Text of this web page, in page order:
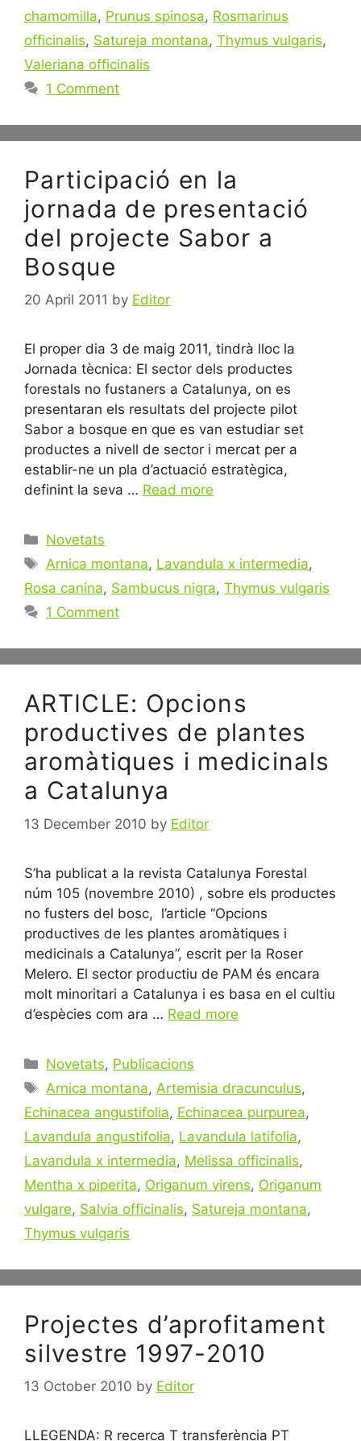
chamomilla, Prunus spinosa, Rosmarinus
officinalis, Satureja montana, Thymus vulgaris,
Valeriana officinalis
1 Comment
Participació en la
jornada de presentació
del projecte Sabor a
Bosque
20 April 2011 by Editor
El proper dia 3 de maig 2011, tindrà lloc la
Jornada tècnica: El sector dels productes
forestals no fustaners a Catalunya, on es
presentaran els resultats del projecte pilot
Sabor a bosque en que es van estudiar set
productes a nivell de sector i mercat per a
establir-ne un pla d’actuació estratègica,
definint la seva … Read more
Categories
Novetats
Tags
Arnica montana, Lavandula x intermedia,
Rosa canina, Sambucus nigra, Thymus vulgaris
1 Comment
ARTICLE: Opcions
productives de plantes
aromàtiques i medicinals
a Catalunya
13 December 2010 by Editor
S’ha publicat a la revista Catalunya Forestal
núm 105 (novembre 2010) , sobre els productes
no fusters del bosc, l’article “Opcions
productives de les plantes aromàtiques i
medicinals a Catalunya”, escrit per la Roser
Melero. El sector productiu de PAM és encara
molt minoritari a Catalunya i es basa en el cultiu
d’espècies com ara … Read more
Categories
Novetats, Publicacions
Tags
Arnica montana, Artemisia dracunculus,
Echinacea angustifolia, Echinacea purpurea,
Lavandula angustifolia, Lavandula latifolia,
Lavandula x intermedia, Melissa officinalis,
Mentha x piperita, Origanum virens, Origanum
vulgare, Salvia officinalis, Satureja montana,
Thymus vulgaris
Projectes d’aprofitament
silvestre 1997-2010
13 October 2010 by Editor
LLEGENDA: R recerca T transferència PT